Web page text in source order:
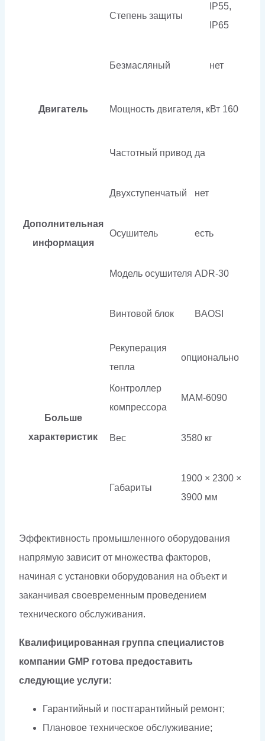
Степень защиты
IP55,
IP65
Безмасляный нет
Двигатель Мощность двигателя, кВт 160
Дополнительная
информация
Частотный привод да
Двухступенчатый нет
Осушитель есть
Модель осушителя ADR-30
Винтовой блок BAOSI
Больше
характеристик
Рекуперация
тепла
опционально
Контроллер
компрессора
МАМ-6090
Вес 3580 кг
Габариты
1900 × 2300 ×
3900 мм
Эффективность промышленного оборудования
напрямую зависит от множества факторов,
начиная с установки оборудования на объект и
заканчивая своевременным проведением
технического обслуживания.
Квалифицированная группа специалистов
компании GMP готова предоставить
следующие услуги:
Гарантийный и постгарантийный ремонт;
Плановое техническое обслуживание;